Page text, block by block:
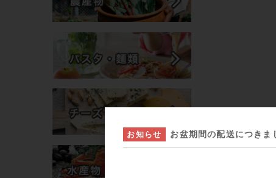
お知らせ お盆期間の配送につきま